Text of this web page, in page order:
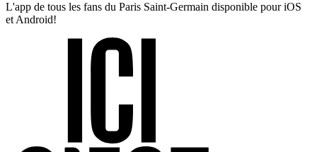
L'app de tous les fans du Paris Saint-Germain disponible pour iOS
et Android!